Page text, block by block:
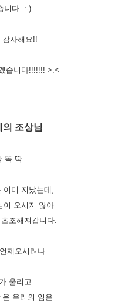
니다. :-)
감사해요!!
습니다!!!!!!! >.<
의 조상님
똑 딱
이미 지났는데,
이 오시지 않아
조해져갑니다.
제오시려나
울리고
온 우리의 임 은